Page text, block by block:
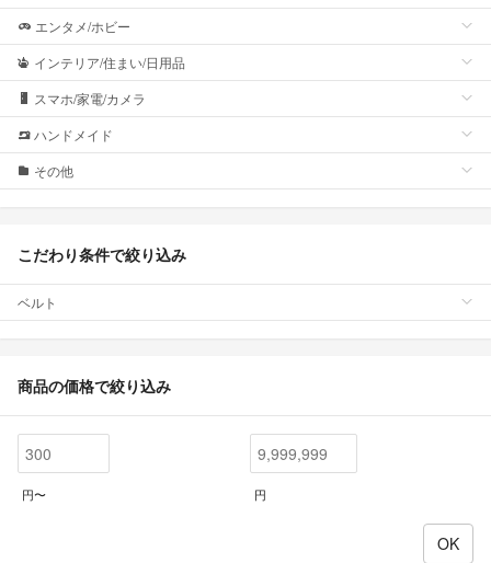
エンタメ/ホビー
インテリア/住まい/日用品
スマホ/家電/カメラ
ハンドメイド
その他
こだわり条件で絞り込み
ベルト
商品の価格で絞り込み
円〜 円